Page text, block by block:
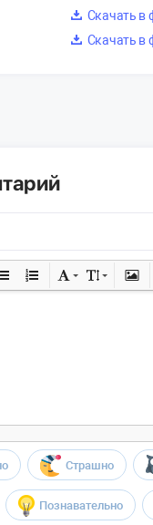
Скачать в
Скачать в
Страшно
Познавательно